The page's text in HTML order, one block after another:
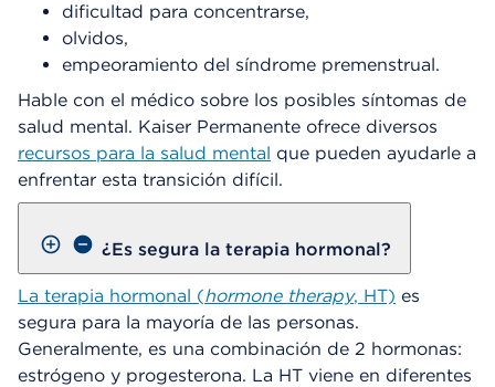
dificultad para concentrarse,
olvidos,
empeoramiento del síndrome premenstrual.
Hable con el médico sobre los posibles síntomas de
salud mental. Kaiser Permanente ofrece diversos
recursos para la salud mental que pueden ayudarle a
enfrentar esta transición difícil.
¿Es segura la terapia hormonal?
La terapia hormonal (hormone therapy, HT) es
segura para la mayoría de las personas.
Generalmente, es una combinación de 2 hormonas:
estrógeno y progesterona. La HT viene en diferentes